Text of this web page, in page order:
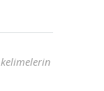
kelimelerin